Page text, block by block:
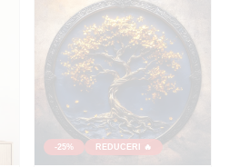
-25% REDUCERI 🔥